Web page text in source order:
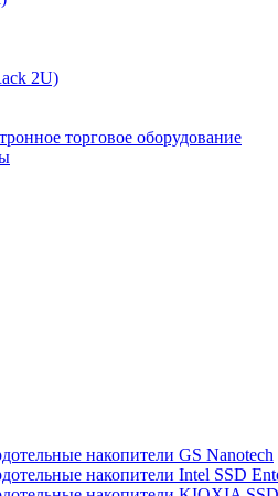
2U)
торговое оборудование
накопители GS Nanotech
накопители Intel SSD